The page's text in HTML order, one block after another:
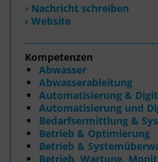
› Nachricht schreiben
› Website
Kompetenzen
Abwasser
Abwasserableitung
Automatisierung &
Automatisierung und
Bedarfsermittlung &
Betrieb & Optimierung
Betrieb &
Betrieb, Wartung,